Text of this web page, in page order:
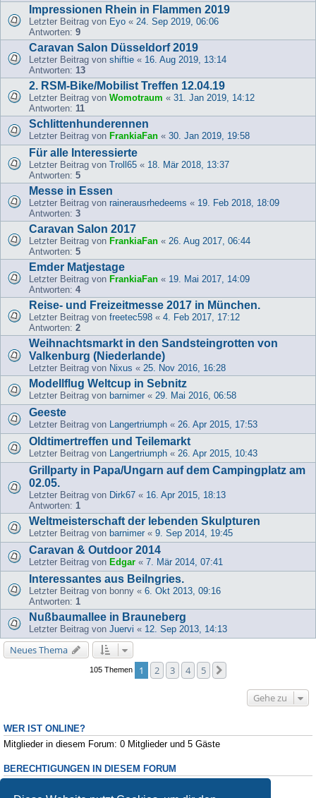
Impressionen Rhein in Flammen 2019
Letzter Beitrag von Eyo « 24. Sep 2019, 06:06
Antworten: 9
Caravan Salon Düsseldorf 2019
Letzter Beitrag von shiftie « 16. Aug 2019, 13:14
Antworten: 13
2. RSM-Bike/Mobilist Treffen 12.04.19
Letzter Beitrag von Womotraum « 31. Jan 2019, 14:12
Antworten: 11
Schlittenhunderennen
Letzter Beitrag von FrankiaFan « 30. Jan 2019, 19:58
Für alle Interessierte
Letzter Beitrag von Troll65 « 18. Mär 2018, 13:37
Antworten: 5
Messe in Essen
Letzter Beitrag von rainerausrhedeems « 19. Feb 2018, 18:09
Antworten: 3
Caravan Salon 2017
Letzter Beitrag von FrankiaFan « 26. Aug 2017, 06:44
Antworten: 5
Emder Matjestage
Letzter Beitrag von FrankiaFan « 19. Mai 2017, 14:09
Antworten: 4
Reise- und Freizeitmesse 2017 in München.
Letzter Beitrag von freetec598 « 4. Feb 2017, 17:12
Antworten: 2
Weihnachtsmarkt in den Sandsteingrotten von
Valkenburg (Niederlande)
Letzter Beitrag von Nixus « 25. Nov 2016, 16:28
Modellflug Weltcup in Sebnitz
Letzter Beitrag von barnimer « 29. Mai 2016, 06:58
Geeste
Letzter Beitrag von Langertriumph « 26. Apr 2015, 17:53
Oldtimertreffen und Teilemarkt
Letzter Beitrag von Langertriumph « 26. Apr 2015, 10:43
Grillparty in Papa/Ungarn auf dem Campingplatz am
02.05.
Letzter Beitrag von Dirk67 « 16. Apr 2015, 18:13
Antworten: 1
Weltmeisterschaft der lebenden Skulpturen
Letzter Beitrag von barnimer « 9. Sep 2014, 19:45
Caravan & Outdoor 2014
Letzter Beitrag von Edgar « 7. Mär 2014, 07:41
Interessantes aus Beilngries.
Letzter Beitrag von bonny « 6. Okt 2013, 09:16
Antworten: 1
Nußbaumallee in Brauneberg
Letzter Beitrag von Juervi « 12. Sep 2013, 14:13
Neues Thema
105 Themen 1 2 3 4 5
Gehe zu
WER IST ONLINE?
Mitglieder in diesem Forum: 0 Mitglieder und 5 Gäste
BERECHTIGUNGEN IN DIESEM FORUM